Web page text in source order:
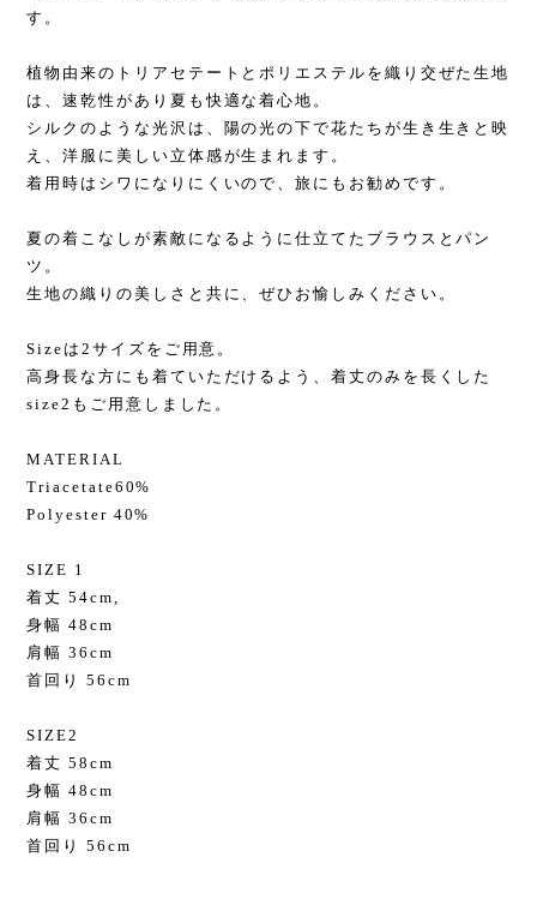
す。
植物由来のトリアセテートとポリエステルを織り交ぜた生地
は、速乾性があり夏も快適な着心地。
シルクのような光沢は、陽の光の下で花たちが生き生きと映
え、洋服に美しい立体感が生まれます。
着用時はシワになりにくいので、旅にもお勧めです。
夏の着こなしが素敵になるように仕立てたブラウスとパン
ツ。
生地の織りの美しさと共に、ぜひお愉しみください。
Sizeは2サイズをご用意。
高身長な方にも着ていただけるよう、着丈のみを長くした
size2もご用意しました。
MATERIAL
Triacetate60%
Polyester 40%
SIZE 1
着丈 54cm,
身幅 48cm
肩幅 36cm
首回り 56cm
SIZE2
着丈 58cm
身幅 48cm
肩幅 36cm
首回り 56cm